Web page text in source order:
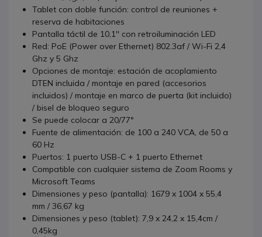
Tablet con doble función: control de reuniones +
reserva de habitaciones
Pantalla táctil de 10,1'' con retroiluminación LED
Red: PoE (Power over Ethernet) 802.3af / Wi-Fi 2,4
Ghz y 5 Ghz
Opciones de montaje: estación de acoplamiento
DTEN incluida / montaje en pared (accesorios
incluidos) / montaje en marco de puerta (kit incluido)
/ bisel de bloqueo seguro
Se puede colocar a 20/77°
Fuente de alimentación: de 100 a 240 VCA, de 50 a
60 Hz
Puertos: 1 puerto USB-C + 1 puerto Ethernet
Compatible con cualquier sistema de Zoom Rooms y
Microsoft Teams
Dimensiones y peso (pantalla): 1679 x 1004 x 55,4
mm / 36,67 kg
Dimensiones y peso (tablet): 7,9 x 24,2 x 15,4cm /
0,45kg